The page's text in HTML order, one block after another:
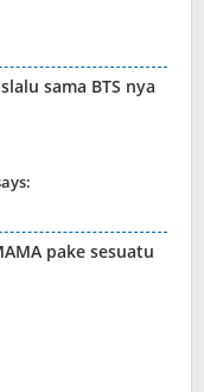
sama BTS nya
pake sesuatu